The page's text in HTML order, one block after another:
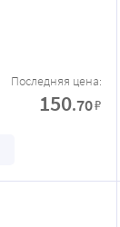
Последняя цена:
150.70₽